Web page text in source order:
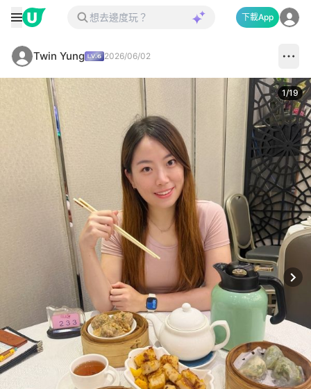
下載App
Twin Yung 2026/06/02
1/19